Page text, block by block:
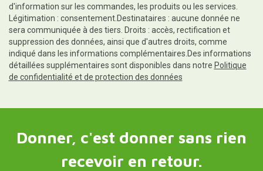
d'information sur les commandes, les produits ou les services.
Légitimation : consentement.Destinataires : aucune donnée ne
sera communiquée à des tiers. Droits : accès, rectification et
suppression des données, ainsi que d'autres droits, comme
indiqué dans les informations complémentaires.Des informations
détaillées supplémentaires sont disponibles dans notre Politique
de confidentialité et de protection des données
Donner, c'est donner sans rien
recevoir en retour.